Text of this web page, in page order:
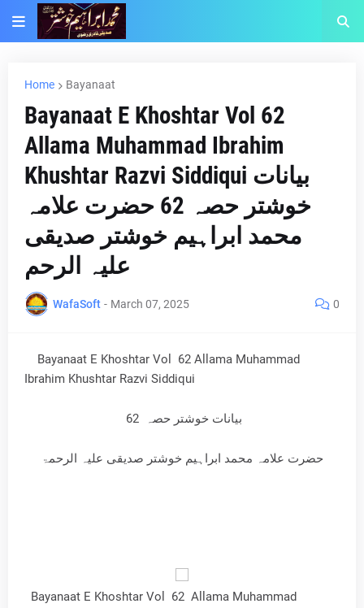
Home Bayanaat
Bayanaat E Khoshtar Vol 62
Allama Muhammad Ibrahim
Khushtar Razvi Siddiqui بیانات
خوشتر حصہ 62 حضرت علامہ
محمد ابراہیم خوشتر صدیقی
علیہ الرحم
WafaSoft - March 07, 2025 0
Bayanaat E Khoshtar Vol 62 Allama Muhammad
Ibrahim Khushtar Razvi Siddiqui
بیانات خوشتر حصہ 62
حضرت علامہ محمد ابراہیم خوشتر صدیقی علیہ الرحمۃ
Bayanaat E Khoshtar Vol 62 Allama Muhammad